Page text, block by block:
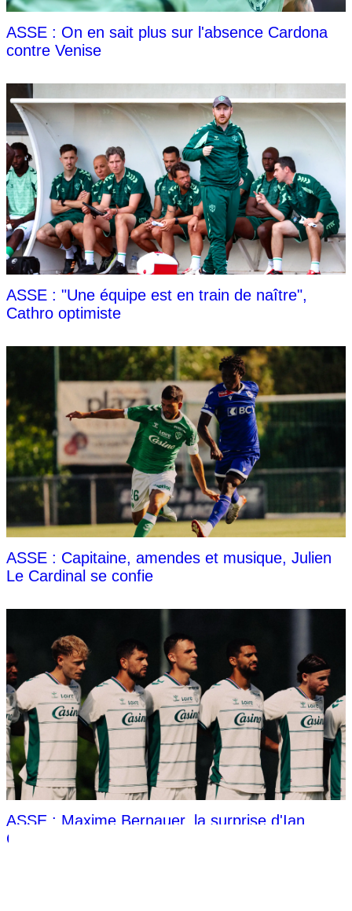
ASSE : On en sait plus sur l'absence Cardona
contre Venise
ASSE : "Une équipe est en train de naître",
Cathro optimiste
ASSE : Capitaine, amendes et musique, Julien
Le Cardinal se confie
ASSE : Maxime Bernauer, la surprise d'Ian
Cathro